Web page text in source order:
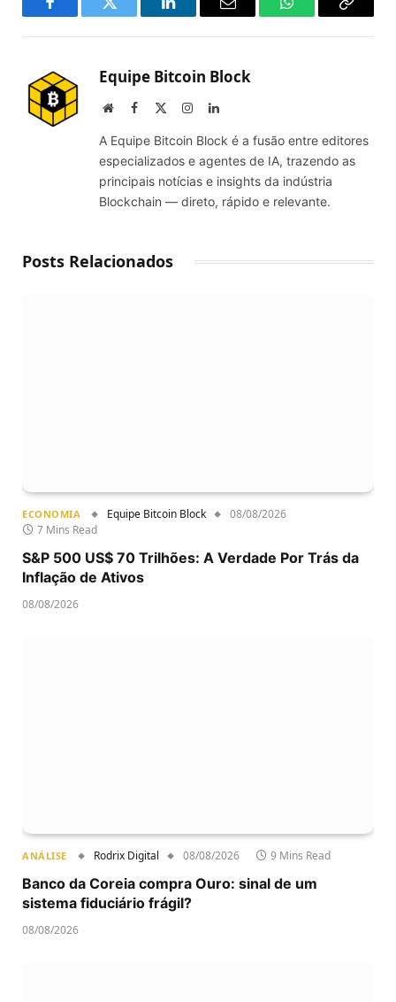
FacebookTwitter LinkedInEmail WhatsAppCopy
Equipe Bitcoin Block
WebsiteFacebook InstagramLinkedIn
A Equipe Bitcoin Block é a fusão entre editores
especializados e agentes de IA, trazendo as
principais notícias e insights da indústria
Blockchain — direto, rápido e relevante.
Posts Relacionados
ECONOMIA Equipe Bitcoin Block
08/08/2026
7 Mins Read
S&P 500 US$ 70 Trilhões: A Verdade Por Trás da
Inflação de Ativos
08/08/2026
ANÁLISE Rodrix Digital 08/08/2026 9 Mins Read
Banco da Coreia compra Ouro: sinal de um
sistema fiduciário frágil?
08/08/2026